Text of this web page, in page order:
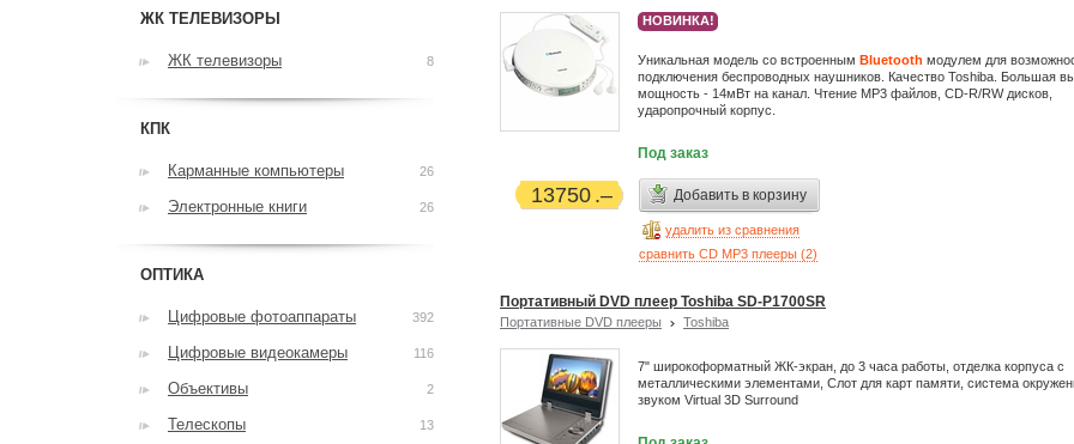
НОВИНКА!
Уникальная модель со встроенным Bluetooth модулем для
подключения беспроводных наушников. Качество Toshiba. Большая
мощность - 14мВт на канал. Чтение MP3 файлов, CD-R/RW дисков,
ударопрочный корпус.
Под заказ
13750 Добавить в корзину
удалить из сравнения
сравнить CD MP3 плееры (2)
Портативный DVD плеер Toshiba SD-P1700SR
Портативные DVD плееры Toshiba
7" широкоформатный ЖК-экран, до 3 часа работы, отделка корпуса с
металлическими элементами, Слот для карт памяти, cистема
звуком Virtual 3D Surround
ЖК ТЕЛЕВИЗОРЫ
ЖК телевизоры 8
КПК
Карманные компьютеры 26
Электронные книги 26
ОПТИКА
Цифровые фотоаппараты 392
Цифровые видеокамеры 116
Объективы 2
Телескопы 13